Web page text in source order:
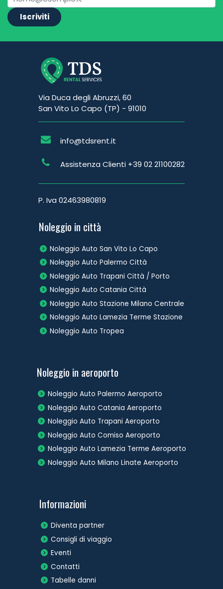
Iscriviti
Via Duca degli Abruzzi, 60
San Vito Lo Capo (TP) - 91010
info@tdsrent.it
Assistenza Clienti +39 02 21100282
P. Iva 02463980819
Noleggio in città
Noleggio Auto San Vito Lo Capo
Noleggio Auto Palermo Città
Noleggio Auto Trapani Città / Porto
Noleggio Auto Catania Città
Noleggio Auto Stazione Milano Centrale
Noleggio Auto Lamezia Terme Stazione
Noleggio Auto Tropea
Noleggio in aeroporto
Noleggio Auto Palermo Aeroporto
Noleggio Auto Catania Aeroporto
Noleggio Auto Trapani Aeroporto
Noleggio Auto Comiso Aeroporto
Noleggio Auto Lamezia Terme Aeroporto
Noleggio Auto Milano Linate Aeroporto
Informazioni
Diventa partner
Consigli di viaggio
Eventi
Contatti
Tabelle danni